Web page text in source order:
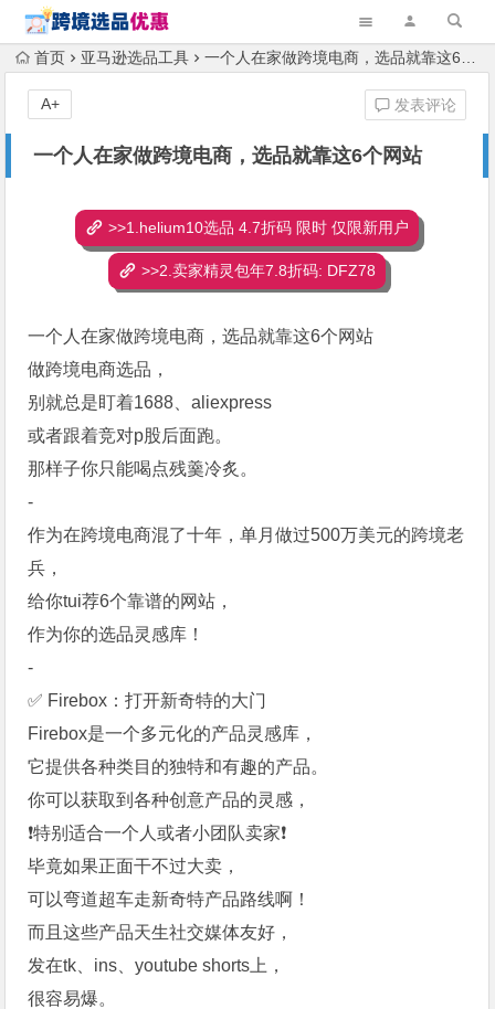
首页 亚马逊选品工具 一个人在家做跨境电商，选品就靠这6个网站
一个人在家做跨境电商，选品就靠这6个网站
发表评论
A+
>>1.helium10选品 4.7折码 限时 仅限新用户
>>2.卖家精灵包年7.8折码: DFZ78
一个人在家做跨境电商，选品就靠这6个网站
做跨境电商选品，
别就总是盯着1688、aliexpress
或者跟着竞对p股后面跑。
那样子你只能喝点残羹冷炙。
-
作为在跨境电商混了十年，单月做过500万美元的跨境老
兵，
给你tui荐6个靠谱的网站，
作为你的选品灵感库！
-
✅ Firebox：打开新奇特的大门
Firebox是一个多元化的产品灵感库，
它提供各种类目的独特和有趣的产品。
你可以获取到各种创意产品的灵感，
❗️特别适合一个人或者小团队卖家❗️
毕竟如果正面干不过大卖，
可以弯道超车走新奇特产品路线啊！
而且这些产品天生社交媒体友好，
发在tk、ins、youtube shorts上，
很容易爆。